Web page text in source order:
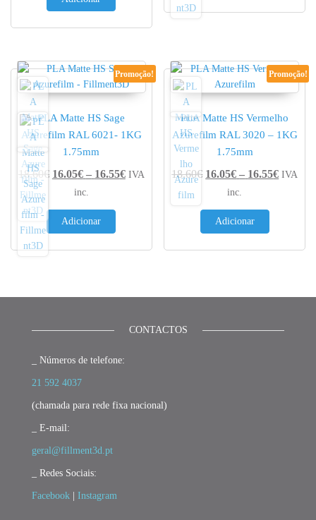
Promoção!
PLA Matte HS Sage
Azurefilm RAL 6021- 1KG
1.75mm
18.60€ 16.05€ – 16.55€Price range: 16.05€ through 16.55€
IVA
inc.
Adicionar
Promoção!
PLA Matte HS Vermelho
Azurefilm RAL 3020 – 1KG
1.75mm
18.60€ 16.05€ – 16.55€Price
IVA
inc.
Adicionar
CONTACTOS
_ Números de telefone:
21 592 4037
(chamada para rede fixa nacional)
_ E-mail:
geral@fillment3d.pt
_ Redes Sociais:
Facebook Instagram